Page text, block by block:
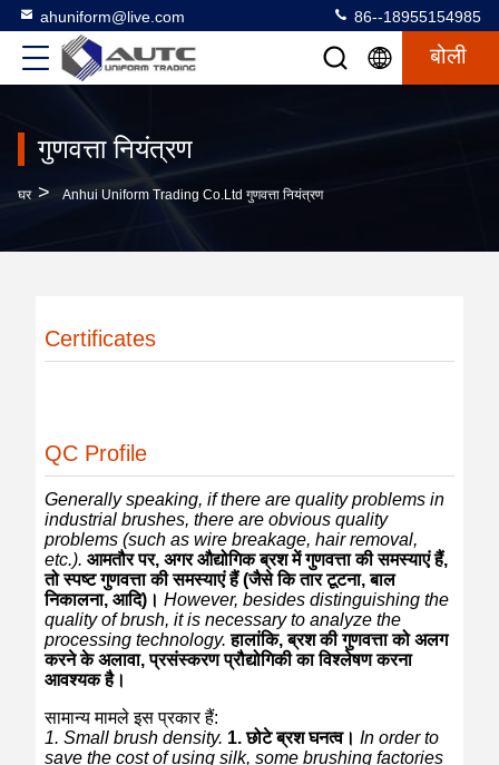
ahuniform@live.com 86--18955154985
बोली
गुणवत्ता नियंत्रण
घर > Anhui Uniform Trading Co.Ltd गुणवत्ता नियंत्रण
Certificates
QC Profile
Generally speaking, if there are quality problems in
industrial brushes, there are obvious quality
problems (such as wire breakage, hair removal,
etc.). आमतौर पर, अगर औद्योगिक ब्रश में गुणवत्ता की समस्याएं हैं,
तो स्पष्ट गुणवत्ता की समस्याएं हैं (जैसे कि तार टूटना, बाल
निकालना, आदि)। However, besides distinguishing the
quality of brush, it is necessary to analyze the
processing technology. हालांकि, ब्रश की गुणवत्ता को अलग
करने के अलावा, प्रसंस्करण प्रौद्योगिकी का विश्लेषण करना
आवश्यक है।
सामान्य मामले इस प्रकार हैं:
1. Small brush density. 1. छोटे ब्रश घनत्व। In order to
save the cost of using silk, some brushing factories